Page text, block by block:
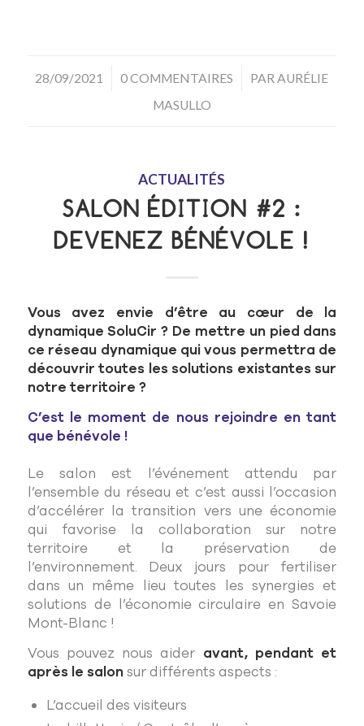
28/09/2021
/ 0 COMMENTAIRES
/ PARAURÉLIE
MASULLO
ACTUALITÉS
SALON ÉDITION #2 :
DEVENEZ BÉNÉVOLE !
Vous avez envie d’être au cœur de la
dynamique SoluCir ? De mettre un pied dans
ce réseau dynamique qui vous permettra de
découvrir toutes les solutions existantes sur
notre territoire ?
C’est le moment de nous rejoindre en tant
que bénévole !
Le salon est l’événement attendu par
l’ensemble du réseau et c’est aussi l’occasion
d’accélérer la transition vers une économie
qui favorise la collaboration sur notre
territoire et la préservation de
l’environnement. Deux jours pour fertiliser
dans un même lieu toutes les synergies et
solutions de l’économie circulaire en Savoie
Mont-Blanc !
Vous pouvez nous aider avant, pendant et
après le salonsur différents aspects :
L’accueil des visiteurs